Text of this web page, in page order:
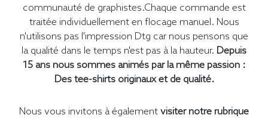
communauté de graphistes.Chaque commande est
traitée individuellement en flocage manuel. Nous
n'utilisons pas l'impression Dtg car nous pensons que
la qualité dans le temps n'est pas à la hauteur. Depuis
15 ans nous sommes animés par la même passion :
Des tee-shirts originaux et de qualité.
Nous vous invitons à également visiter notre rubrique